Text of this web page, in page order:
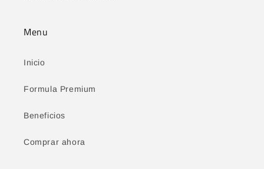
Menu
Inicio
Formula Premium
Beneficios
Comprar ahora